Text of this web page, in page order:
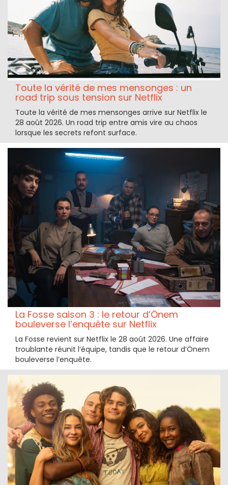
Toute la vérité de mes mensonges : un
road trip sous tension sur Netflix
Toute la vérité de mes mensonges arrive sur Netflix le
28 août 2026. Un road trip entre amis vire au chaos
lorsque les secrets refont surface.
La Fosse saison 3 : le retour d’Önem
bouleverse l’enquête sur Netflix
La Fosse revient sur Netflix le 28 août 2026. Une affaire
troublante réunit l’équipe, tandis que le retour d’Önem
bouleverse l’enquête.